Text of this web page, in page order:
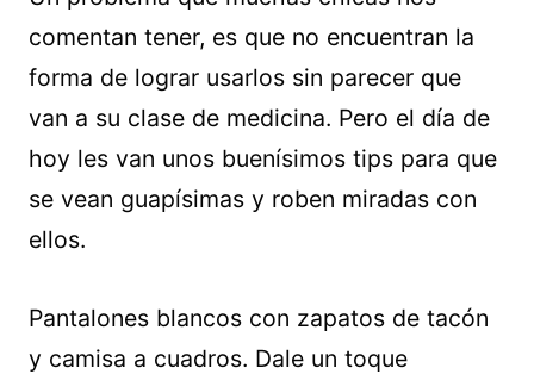
comentan tener, es que no encuentran la
forma de lograr usarlos sin parecer que
van a su clase de medicina. Pero el día de
hoy les van unos buenísimos tips para que
se vean guapísimas y roben miradas con
ellos.
Pantalones blancos con zapatos de tacón
y camisa a cuadros. Dale un toque